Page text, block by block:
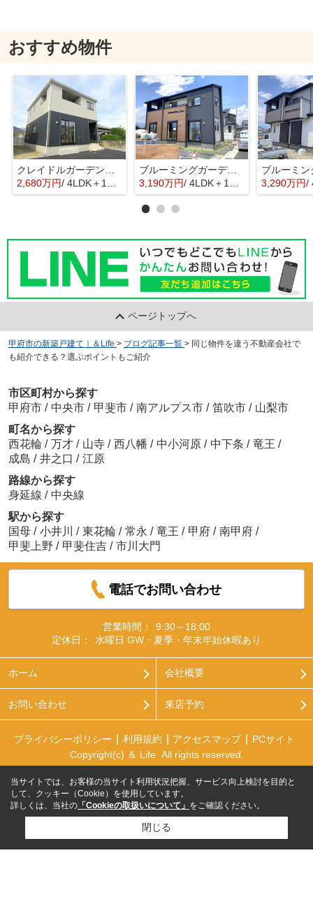
おすすめ物件
クレイドルガーデン甲府市富竹第5 3号棟
2,680万円/ 4LDK＋1S(納戸)
ブルーミングガーデン中央市西花輪2期 2号棟
3,190万円/ 4LDK＋1S(納戸) 3,290万円/
ページトップへ
甲府市の新築戸建て｜＆Life > ブログ記事一覧 > 同じ物件を違う不動産会社で
も紹介できる？選ぶポイントもご紹介
市区町村から探す
甲府市 / 中央市 / 甲斐市 / 南アルプス市 / 笛吹市 / 山梨市
町名から探す
西花輪 / 万才 / 山寺 / 西八幡 / 中小河原 / 中下条 / 竜王 /
成島 / 井之口 / 江原
路線から探す
身延線 / 中央線
駅から探す
国母 / 小井川 / 東花輪 / 常永 / 竜王 / 甲府 / 南甲府 /
甲斐上野 / 甲斐住吉 / 市川大門
電話でお問い合わせ
営業時間：
9:30～18:00
定休日：
水曜日 GW・夏季・年末年始休暇あり
ホーム 会社概要
お問い合わせ 来店予約
プライバシーポリシー 利用規約 アクセスマップ
PCサイト
Copyright(c) ＆ Life All rights reserved.
当サイトでは、お客様の当サイト利用状況把握、サービス向上検討を目的と
して、クッキー（Cookie）を使用しています。
詳しくは、当社の 「Cookieの取扱いについて」 をご確認ください。
閉じる